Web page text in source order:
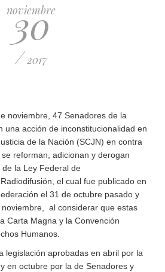
noviembre
30
/ 2017
noviembre, 47 Senadores de la
una acción de inconstitucionalidad en
de la Nación (SCJN) en contra
reforman, adicionan y derogan
la Ley Federal de
el cual fue publicado en
el 31 de octubre pasado y
al considerar que estas
Carta Magna y la Convención
Humanos.
legislación aprobadas en abril por la
en octubre por la de Senadores y